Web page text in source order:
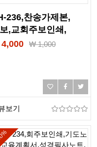
236,찬송가제본,
,교회주보인쇄,
노트,교육계획서,
경학교교재,인쇄,제본,
력,칼라제본,흑백제본
₩1,000
보기